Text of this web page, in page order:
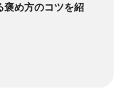
褒め方のコツを紹